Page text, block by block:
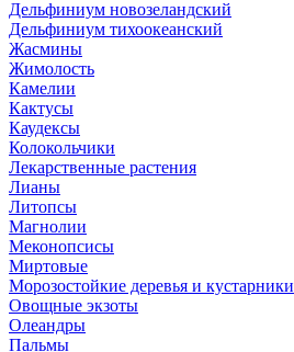
Дельфиниум новозеландский
Дельфиниум тихоокеанский
Жасмины
Жимолость
Камелии
Кактусы
Каудексы
Колокольчики
Лекарственные растения
Лианы
Литопсы
Магнолии
Меконопсисы
Миртовые
Морозостойкие деревья и кустарники
Овощные экзоты
Олеандры
Пальмы